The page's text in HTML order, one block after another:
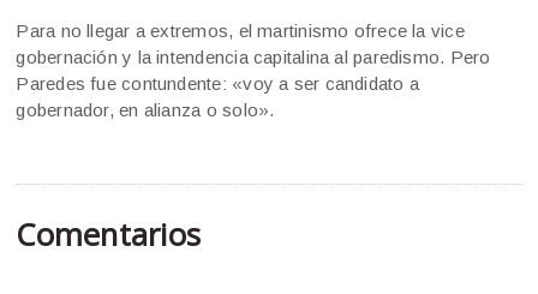
Para no llegar a extremos, el martinismo ofrece la vice
gobernación y la intendencia capitalina al paredismo. Pero
Paredes fue contundente: «voy a ser candidato a
gobernador, en alianza o solo».
Comentarios